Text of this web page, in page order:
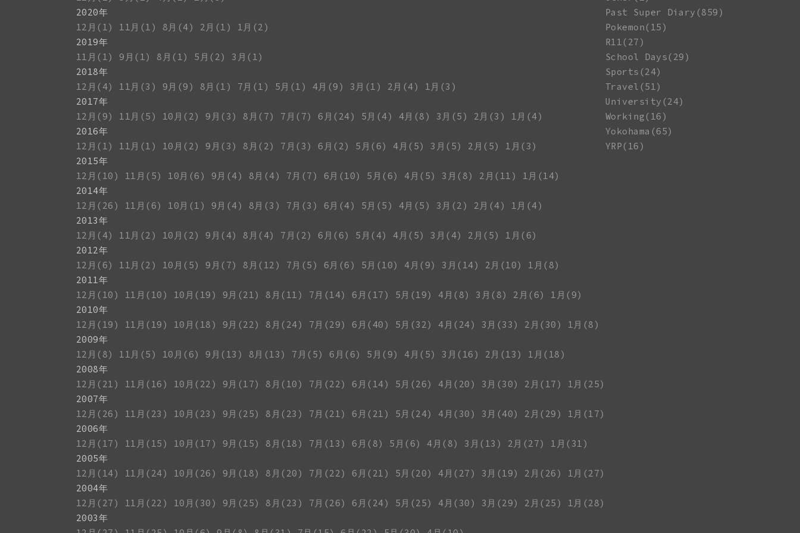
2020年
12月(1)
11月(1) 8月(4) 2月(1)
1月(2)
2019年
11月(1)
9月(1) 8月(1) 5月(2)
3月(1)
2018年
12月(4)
11月(3) 9月(9) 8月(1) 7月(1) 5月(1) 4月(9) 3月(1) 2月(4)
1月(3)
2017年
12月(9)
11月(5) 10月(2) 9月(3) 8月(7) 7月(7) 6月(24) 5月(4) 4月(8) 3月(5) 2月(3)
1月(4)
2016年
12月(1)
11月(1) 10月(2) 9月(3) 8月(2) 7月(3) 6月(2) 5月(6) 4月(5) 3月(5) 2月(5)
1月(3)
2015年
12月(10)
11月(5) 10月(6) 9月(4) 8月(4) 7月(7) 6月(10) 5月(6) 4月(5) 3月(8) 2月(11)
1月(14)
2014年
12月(26)
11月(6) 10月(1) 9月(4) 8月(3) 7月(3) 6月(4) 5月(5) 4月(5) 3月(2) 2月(4)
1月(4)
2013年
12月(4)
11月(2) 10月(2) 9月(4) 8月(4) 7月(2) 6月(6) 5月(4) 4月(5) 3月(4) 2月(5)
1月(6)
2012年
12月(6)
11月(2) 10月(5) 9月(7) 8月(12) 7月(5) 6月(6) 5月(10) 4月(9) 3月(14) 2月(10)
1月(8)
2011年
12月(10)
11月(10) 10月(19) 9月(21) 8月(11) 7月(14) 6月(17) 5月(19) 4月(8) 3月(8) 2月(6)
1月(9)
2010年
12月(19)
11月(19) 10月(18) 9月(22) 8月(24) 7月(29) 6月(40) 5月(32) 4月(24) 3月(33) 2月(30)
1月(8)
2009年
12月(8)
11月(5) 10月(6) 9月(13) 8月(13) 7月(5) 6月(6) 5月(9) 4月(5) 3月(16) 2月(13)
1月(18)
2008年
12月(21)
11月(16) 10月(22) 9月(17) 8月(10) 7月(22) 6月(14) 5月(26) 4月(20) 3月(30) 2月(17)
1月(25)
2007年
12月(26)
11月(23) 10月(23) 9月(25) 8月(23) 7月(21) 6月(21) 5月(24) 4月(30) 3月(40) 2月(29)
1月(17)
2006年
12月(17)
11月(15) 10月(17) 9月(15) 8月(18) 7月(13) 6月(8) 5月(6) 4月(8) 3月(13) 2月(27)
1月(31)
2005年
12月(14)
11月(24) 10月(26) 9月(18) 8月(20) 7月(22) 6月(21) 5月(20) 4月(27) 3月(19) 2月(26)
1月(27)
2004年
12月(27)
11月(22) 10月(30) 9月(25) 8月(23) 7月(26) 6月(24) 5月(25) 4月(30) 3月(29) 2月(25)
1月(28)
2003年
Past Super Diary(859)
Pokemon(15)
R11(27)
School Days(29)
Sports(24)
Travel(51)
University(24)
Working(16)
Yokohama(65)
YRP(16)